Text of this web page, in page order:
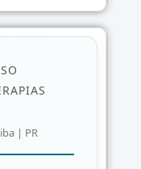
| PR